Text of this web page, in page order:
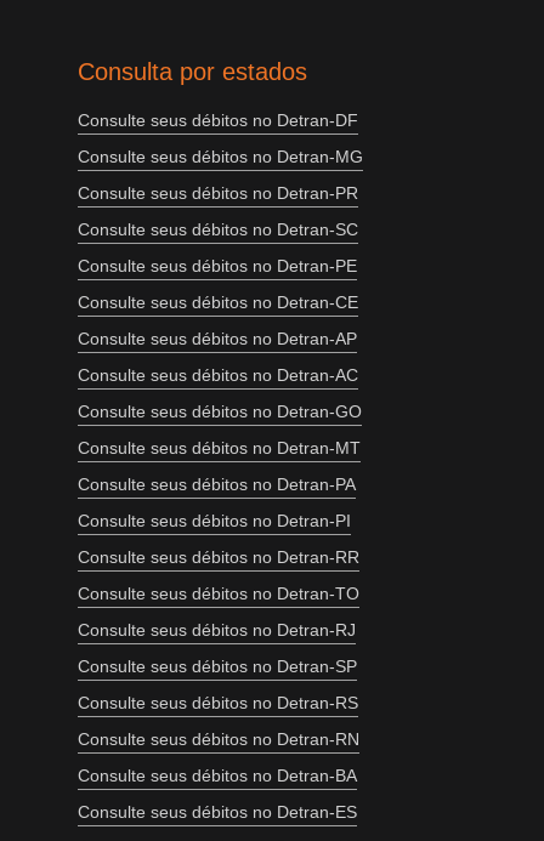
Consulta por estados
Consulte seus débitos no Detran-DF
Consulte seus débitos no Detran-MG
Consulte seus débitos no Detran-PR
Consulte seus débitos no Detran-SC
Consulte seus débitos no Detran-PE
Consulte seus débitos no Detran-CE
Consulte seus débitos no Detran-AP
Consulte seus débitos no Detran-AC
Consulte seus débitos no Detran-GO
Consulte seus débitos no Detran-MT
Consulte seus débitos no Detran-PA
Consulte seus débitos no Detran-PI
Consulte seus débitos no Detran-RR
Consulte seus débitos no Detran-TO
Consulte seus débitos no Detran-RJ
Consulte seus débitos no Detran-SP
Consulte seus débitos no Detran-RS
Consulte seus débitos no Detran-RN
Consulte seus débitos no Detran-BA
Consulte seus débitos no Detran-ES